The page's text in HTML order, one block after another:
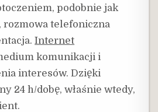
podobnie jak
telefoniczna
Internet
komunikacji i
interesów. Dzięki
24 h/dobę, właśnie wtedy,